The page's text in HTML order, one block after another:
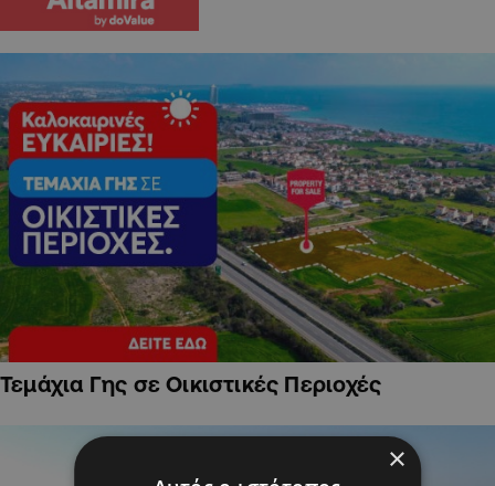
Τεμάχια Γης σε Οικιστικές Περιοχές
×